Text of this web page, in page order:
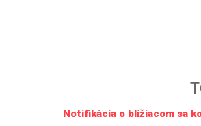
Notifikácia o blížiacom sa